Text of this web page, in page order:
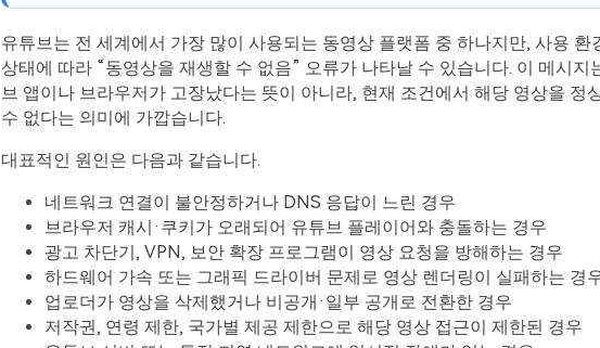
유튜브는 전 세계에서 가장 많이 사용되는 동영상 플랫폼 중 하나지만, 사용 환
상태에 따라 “동영상을 재생할 수 없음” 오류가 나타날 수 있습니다. 이 메시지
브 앱이나 브라우저가 고장났다는 뜻이 아니라, 현재 조건에서 해당 영상을 정
수 없다는 의미에 가깝습니다.
대표적인 원인은 다음과 같습니다.
네트워크 연결이 불안정하거나 DNS 응답이 느린 경우
브라우저 캐시·쿠키가 오래되어 유튜브 플레이어와 충돌하는 경우
광고 차단기, VPN, 보안 확장 프로그램이 영상 요청을 방해하는 경우
하드웨어 가속 또는 그래픽 드라이버 문제로 영상 렌더링이 실패하는 경
업로더가 영상을 삭제했거나 비공개·일부 공개로 전환한 경우
저작권, 연령 제한, 국가별 제공 제한으로 해당 영상 접근이 제한된 경우